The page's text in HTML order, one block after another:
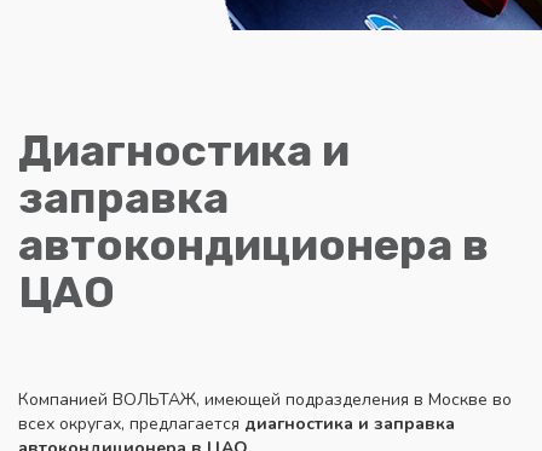
Диагностика и
заправка
автокондиционера в
ЦАО
Компанией ВОЛЬТАЖ, имеющей подразделения в Москве во
всех округах, предлагается диагностика и заправка